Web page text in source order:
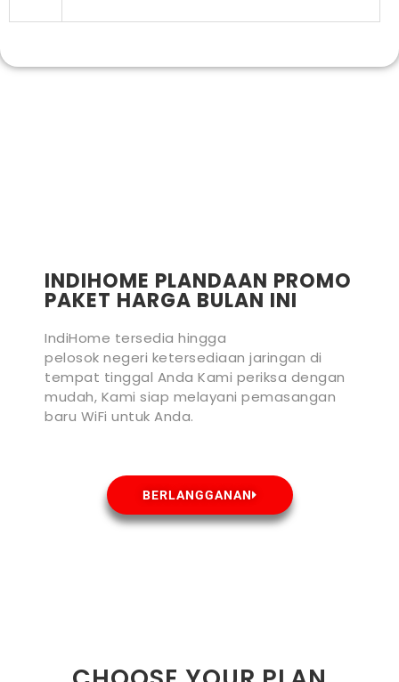
INDIHOME PLANDAAN PROMO
PAKET HARGA BULAN INI
IndiHome tersedia hingga
pelosok negeri ketersediaan jaringan di
tempat tinggal Anda Kami periksa dengan
mudah, Kami siap melayani pemasangan
baru WiFi untuk Anda.
BERLANGGANAN